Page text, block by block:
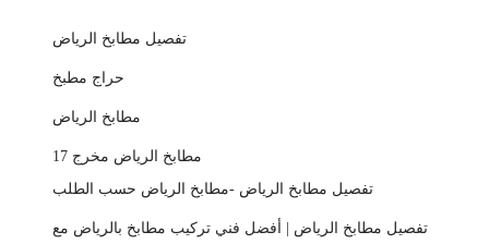
تفصيل مطابخ الرياض
حراج مطبخ
مطابخ الرياض
مطابخ الرياض مخرج 17
تفصيل مطابخ الرياض -مطابخ الرياض حسب الطلب
تفصيل مطابخ الرياض | أفضل فني تركيب مطابخ بالرياض مع